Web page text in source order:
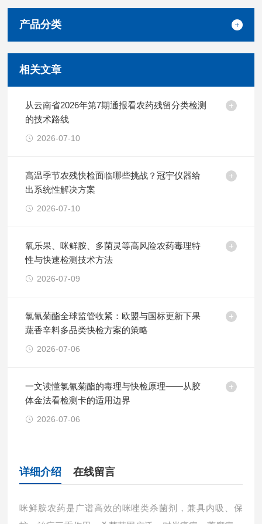
产品分类
相关文章
从云南省2026年第7期通报看农药残留分类检测
的技术路线
2026-07-10
高温季节农残快检面临哪些挑战？冠宇仪器给
出系统性解决方案
2026-07-10
氧乐果、咪鲜胺、多菌灵等高风险农药毒理特
性与快速检测技术方法
2026-07-09
氯氰菊酯全球监管收紧：欧盟与国标更新下果
蔬香辛料多品类快检方案的策略
2026-07-06
一文读懂氯氰菊酯的毒理与快检原理——从胶
体金法看检测卡的适用边界
2026-07-06
详细介绍 在线留言
咪鲜胺农药是广谱高效的咪唑类杀菌剂，兼具内吸、保